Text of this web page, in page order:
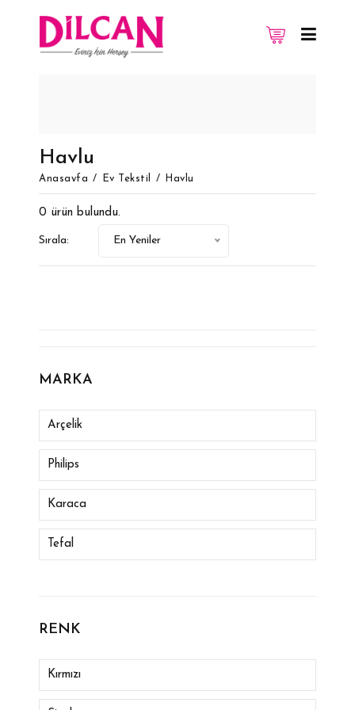
Havlu
Anasayfa Ev Tekstil Havlu
0 ürün bulundu.
Sırala: En Yeniler
MARKA
Arçelik
Philips
Karaca
Tefal
Arnıca
Remıngton
Rowenta
RENK
Kırmızı